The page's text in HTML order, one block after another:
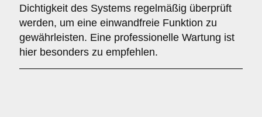
Dichtigkeit des Systems regelmäßig überprüft
werden, um eine einwandfreie Funktion zu
gewährleisten. Eine professionelle Wartung ist
hier besonders zu empfehlen.